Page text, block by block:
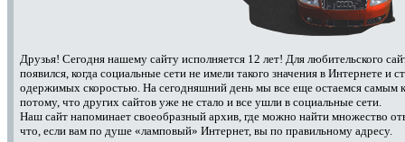
Друзья! Сегодня нашему сайту исполняется 12 лет! Для любительского
появился, когда социальные сети не имели такого значения в Интернете
одержимых скоростью. На сегодняшний день мы все еще остаемся самым
потому, что других сайтов уже не стало и все ушли в социальные сети.
Наш сайт напоминает своеобразный архив, где можно найти множество
что, если вам по душе «ламповый» Интернет, вы по правильному адресу.